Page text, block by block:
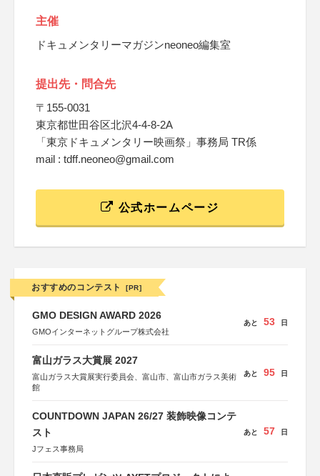
主催
ドキュメンタリーマガジンneoneo編集室
提出先・問合先
〒155-0031
東京都世田谷区北沢4-4-8-2A
「東京ドキュメンタリー映画祭」事務局 TR係
mail : tdff.neoneo@gmail.com
公式ホームページ
おすすめのコンテスト [PR]
GMO DESIGN AWARD 2026
GMOインターネットグループ株式会社
あと 53 日
富山ガラス大賞展 2027
富山ガラス大賞展実行委員会、富山市、富山市ガラス美術
館
あと 95 日
COUNTDOWN JAPAN 26/27 装飾映像コンテ
スト
Jフェス事務局
あと 57 日